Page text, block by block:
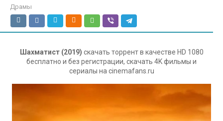
Драмы
Шахматист (2019) скачать торрент в качестве HD 1080
бесплатно и без регистрации, скачать 4K фильмы и
сериалы на cinemafans.ru